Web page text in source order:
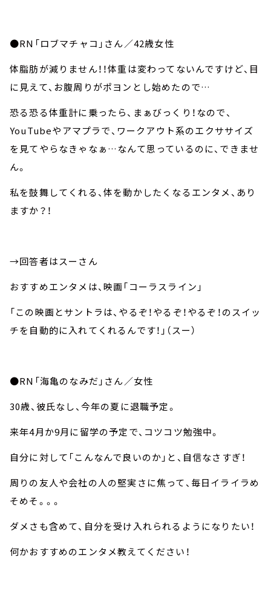
●RN「ロブマチャコ」さん／42歳女性
体脂肪が減りません！！体重は変わってないんですけど、目
に見えて、お腹周りがポヨンとし始めたので…
恐る恐る体重計に乗ったら、まぁびっくり！なので、
YouTubeやアマプラで、ワークアウト系のエクササイズ
を見てやらなきゃなぁ…なんて思っているのに、できませ
ん。
私を鼓舞してくれる、体を動かしたくなるエンタメ、あり
ますか？！
→回答者はスーさん
おすすめエンタメは、映画「コーラスライン」
「この映画とサントラは、やるぞ！やるぞ！やるぞ！のスイッ
チを自動的に入れてくれるんです！」（スー）
●RN「海亀のなみだ」さん／女性
30歳、彼氏なし、今年の夏に退職予定。
来年4月か9月に留学の予定で、コツコツ勉強中。
自分に対して「こんなんで良いのか」と、自信なさすぎ！
周りの友人や会社の人の堅実さに焦って、毎日イライラめ
そめそ。。。
ダメさも含めて、自分を受け入れられるようになりたい！
何かおすすめのエンタメ教えてください！